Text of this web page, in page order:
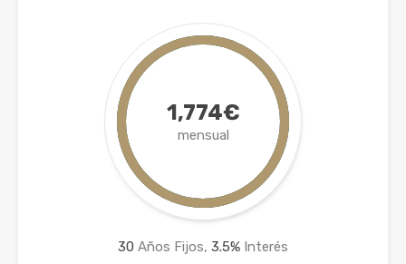
1,774€
mensual
30 Años Fijos, 3.5% Interés